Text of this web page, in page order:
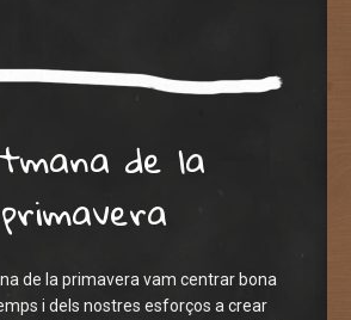
de la
primavera
de la primavera vam centrar bona
i dels nostres esforços a crear